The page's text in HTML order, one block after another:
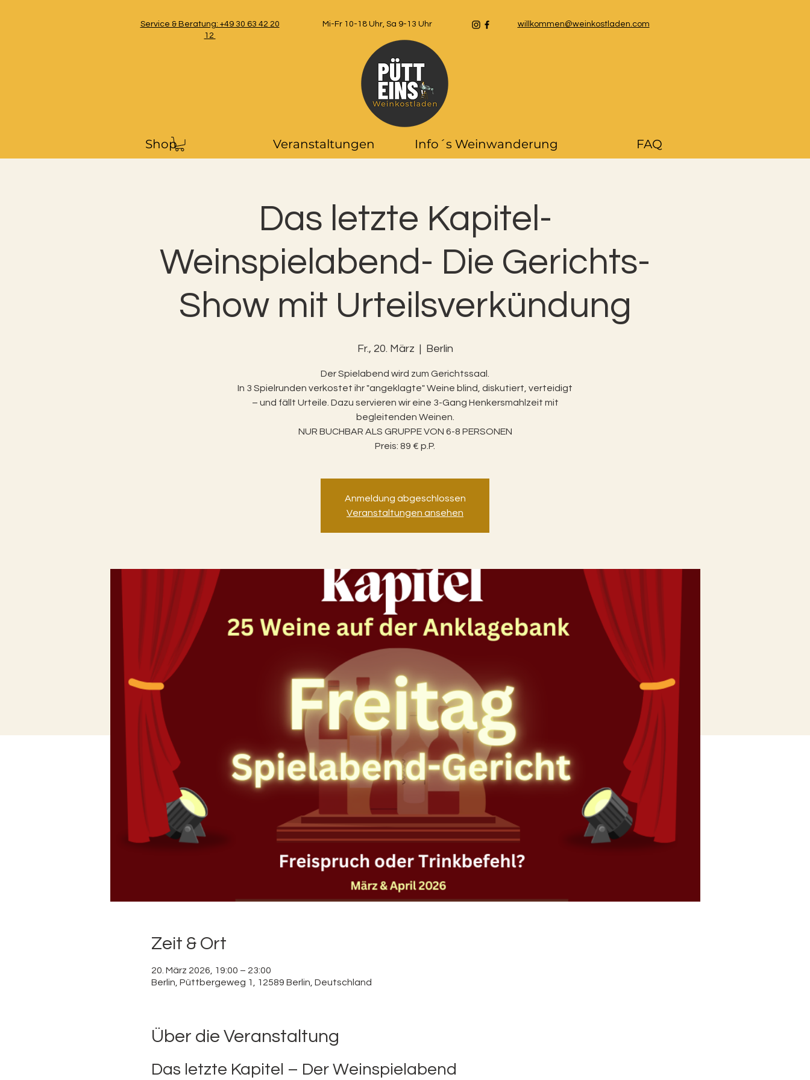
Shop Veranstaltungen Info´s Weinwanderung FAQ
Service & Beratung: +49 30 63 42 20
12
Mi-Fr 10-18 Uhr, Sa 9-13 Uhr willkommen@weinkostladen.com
Das letzte Kapitel-
Weinspielabend- Die Gerichts-
Show mit Urteilsverkündung
Fr., 20. März
  |
Berlin
Der Spielabend wird zum Gerichtssaal.
In 3 Spielrunden verkostet ihr "angeklagte" Weine blind, diskutiert, verteidigt
– und fällt Urteile. Dazu servieren wir eine 3-Gang Henkersmahlzeit mit
begleitenden Weinen.
NUR BUCHBAR ALS GRUPPE VON 6-8 PERSONEN
Preis: 89 € p.P.
Anmeldung abgeschlossen
Veranstaltungen ansehen
Zeit & Ort
20. März 2026, 19:00 – 23:00
Berlin, Püttbergeweg 1, 12589 Berlin, Deutschland
Über die Veranstaltung
Das letzte Kapitel – Der Weinspielabend